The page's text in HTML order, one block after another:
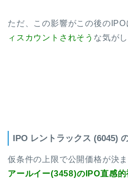
ただ、この影響がこの後のIPO
ィスカウントされそう な気が
IPO レントラックス (6045)
仮条件の上限で公開価格が決
アールイー(3458)のIPO直感的